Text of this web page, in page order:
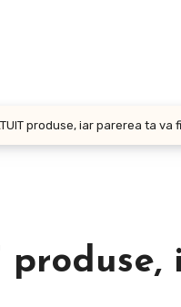
produse, iar parerea ta va